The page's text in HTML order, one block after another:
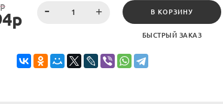
В КОРЗИНУ
БЫСТРЫЙ ЗАКАЗ